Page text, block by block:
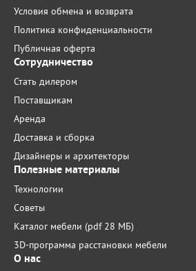
Условия обмена и возврата
Политика конфиденциальности
Публичная оферта
Сотрудничество
Стать дилером
Поставщикам
Аренда
Доставка и сборка
Дизайнеры и архитекторы
Полезные материалы
Технологии
Советы
Каталог мебели (pdf 28 МБ)
3D-программа расстановки мебели
О нас